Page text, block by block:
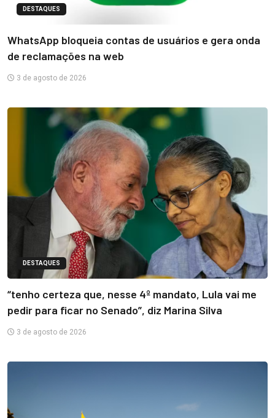
DESTAQUES
WhatsApp bloqueia contas de usuários e gera onda
de reclamações na web
3 de agosto de 2026
DESTAQUES
“tenho certeza que, nesse 4º mandato, Lula vai me
pedir para ficar no Senado”, diz Marina Silva
3 de agosto de 2026